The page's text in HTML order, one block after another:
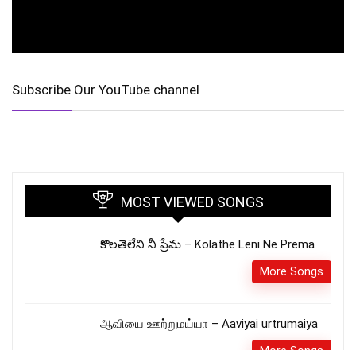
Subscribe Our YouTube channel
MOST VIEWED SONGS
కొలతెలేని నీ ప్రేమ – Kolathe Leni Ne Prema
More Songs
ஆவியை ஊற்றுமய்யா – Aaviyai urtrumaiya